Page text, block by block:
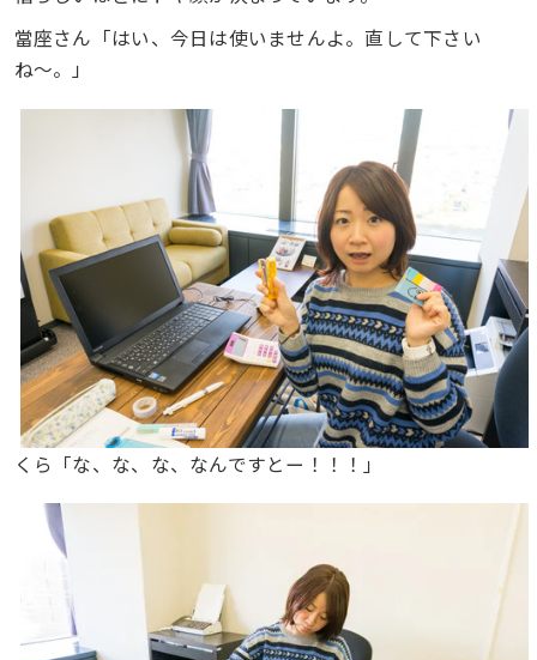
當座さん「はい、今日は使いませんよ。直して下さい
ね〜。」
くら「な、な、な、なんですとー！！！」